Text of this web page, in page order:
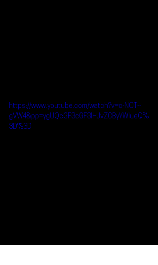
https://www.youtube.com/watch?v=c-NOT--
gVW4&pp=ygUQcGF3cGF3IHJvZCByYWlueQ%
3D%3D